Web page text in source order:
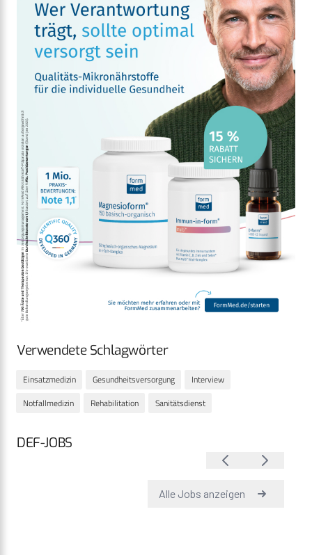
Verwendete Schlagwörter
Einsatzmedizin Gesundheitsversorgung
Interview
Notfallmedizin
Rehabilitation Sanitätsdienst
DEF-JOBS